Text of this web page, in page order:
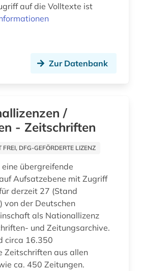
kulturgeschichte (1)
(1)
(2)
(1)
auf die Volltexte ist
Zur Datenbank
/
- Zeitschriften
DFG-GEFÖRDERTE LIZENZ
übergreifende
Aufsatzebene mit Zugriff
derzeit 27 (Stand
von der Deutschen
als Nationallizenz
und Zeitungsarchive.
circa 16.350
Zeitschriften aus allen
ca. 450 Zeitungen.